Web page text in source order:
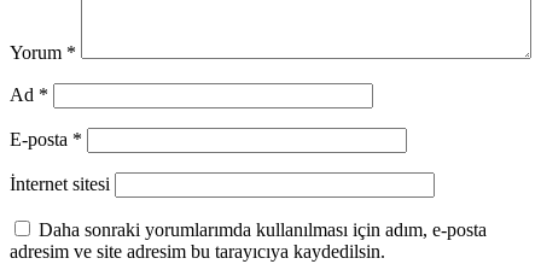
Yorum *
Ad *
E-posta *
İnternet sitesi
Daha sonraki yorumlarımda kullanılması için adım, e-posta
adresim ve site adresim bu tarayıcıya kaydedilsin.